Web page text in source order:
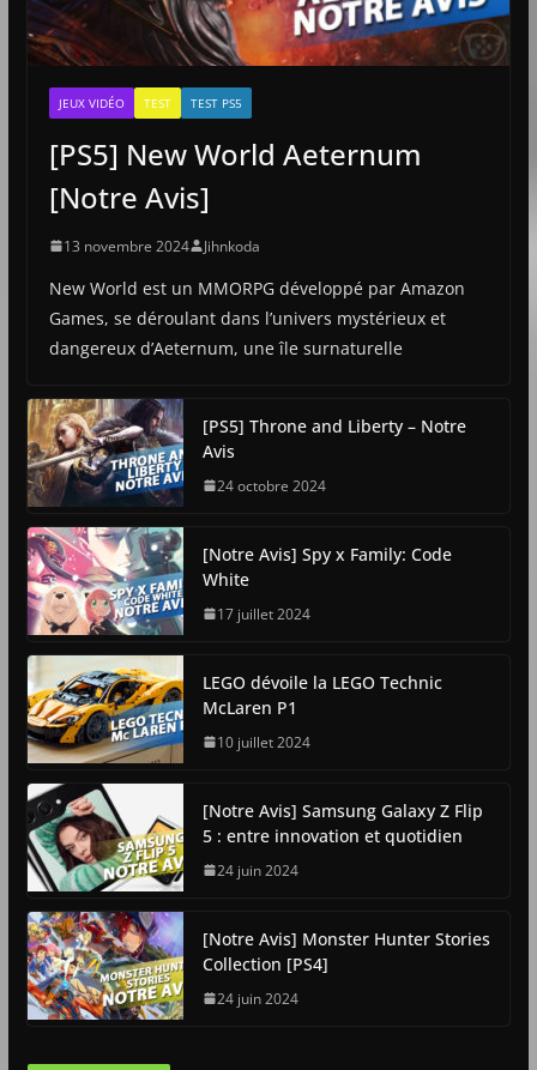
JEUX VIDÉO TEST TEST PS5
[PS5] New World Aeternum
[Notre Avis]
13 novembre 2024 Jihnkoda
New World est un MMORPG développé par Amazon
Games, se déroulant dans l’univers mystérieux et
dangereux d’Aeternum, une île surnaturelle
[PS5] Throne and Liberty – Notre
Avis
24 octobre 2024
[Notre Avis] Spy x Family: Code
White
17 juillet 2024
LEGO dévoile la LEGO Technic
McLaren P1
10 juillet 2024
[Notre Avis] Samsung Galaxy Z Flip
5 : entre innovation et quotidien
24 juin 2024
[Notre Avis] Monster Hunter Stories
Collection [PS4]
24 juin 2024